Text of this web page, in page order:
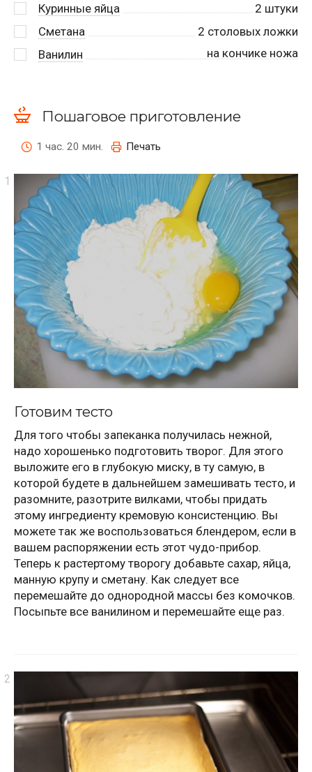
Куринные яйца
2 штуки
Сметана
2 столовых ложки
Ванилин
на кончике ножа
Пошаговое приготовление
1 час. 20 мин. Печать
Готовим тесто
Для того чтобы запеканка получилась нежной,
надо хорошенько подготовить творог. Для этого
выложите его в глубокую миску, в ту самую, в
которой будете в дальнейшем замешивать тесто, и
разомните, разотрите вилками, чтобы придать
этому ингредиенту кремовую консистенцию. Вы
можете так же воспользоваться блендером, если в
вашем распоряжении есть этот чудо-прибор.
Теперь к растертому творогу добавьте сахар, яйца,
манную крупу и сметану. Как следует все
перемешайте до однородной массы без комочков.
Посыпьте все ванилином и перемешайте еще раз.